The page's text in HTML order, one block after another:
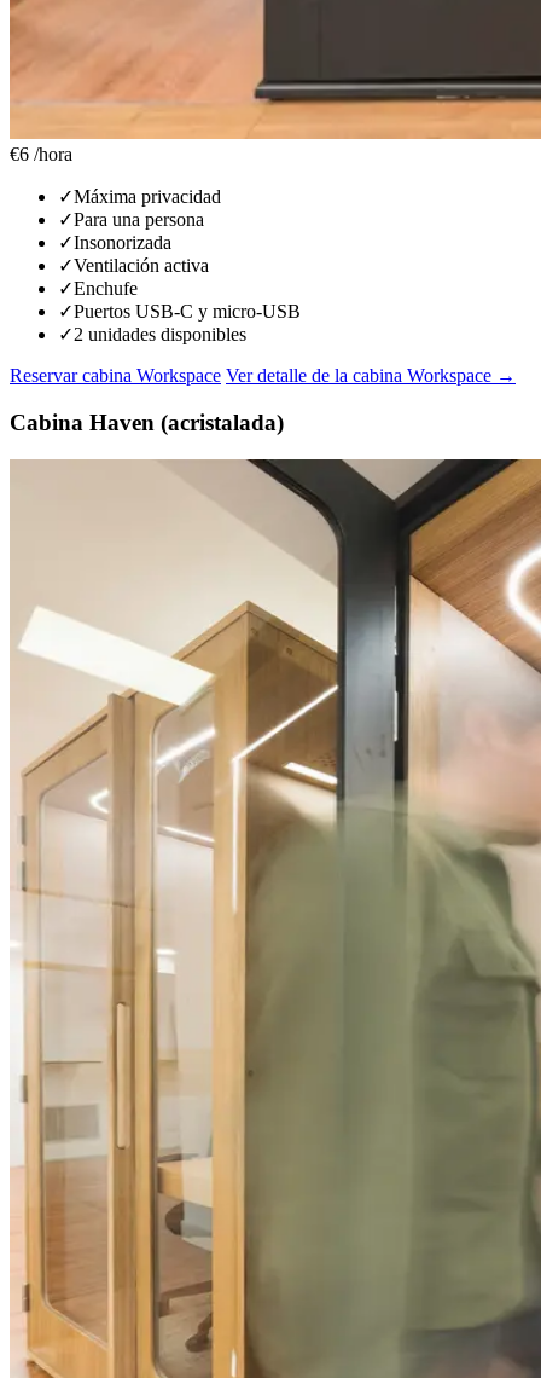
€6 /hora
✓Máxima privacidad
✓Para una persona
✓Insonorizada
✓Ventilación activa
✓Enchufe
✓Puertos USB-C y micro-USB
✓2 unidades disponibles
Reservar cabina Workspace Ver detalle de la cabina Workspace →
Cabina Haven (acristalada)